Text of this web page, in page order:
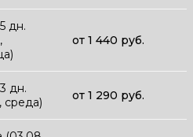
дн.
от 1 440 руб.
дн.
среда)
от 1 290 руб.